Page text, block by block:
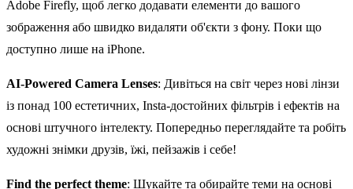
Adobe Firefly, щоб легко додавати елементи до вашого
зображення або швидко видаляти об'єкти з фону. Поки що
доступно лише на iPhone.
AI-Powered Camera Lenses: Дивіться на світ через нові лінзи
із понад 100 естетичних, Insta-достойних фільтрів і ефектів на
основі штучного інтелекту. Попередньо переглядайте та робіть
художні знімки друзів, їжі, пейзажів і себе!
Find the perfect theme: Шукайте та обирайте теми на основі